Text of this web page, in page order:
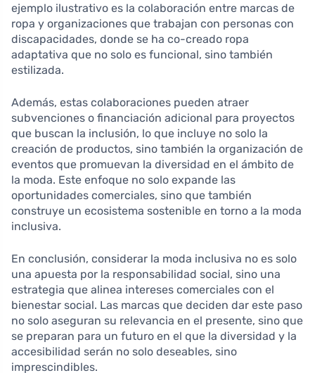
ejemplo ilustrativo es la colaboración entre marcas de
ropa y organizaciones que trabajan con personas con
discapacidades, donde se ha co-creado ropa
adaptativa que no solo es funcional, sino también
estilizada.
Además, estas colaboraciones pueden atraer
subvenciones o financiación adicional para proyectos
que buscan la inclusión, lo que incluye no solo la
creación de productos, sino también la organización de
eventos que promuevan la diversidad en el ámbito de
la moda. Este enfoque no solo expande las
oportunidades comerciales, sino que también
construye un ecosistema sostenible en torno a la moda
inclusiva.
En conclusión, considerar la moda inclusiva no es solo
una apuesta por la responsabilidad social, sino una
estrategia que alinea intereses comerciales con el
bienestar social. Las marcas que deciden dar este paso
no solo aseguran su relevancia en el presente, sino que
se preparan para un futuro en el que la diversidad y la
accesibilidad serán no solo deseables, sino
imprescindibles.